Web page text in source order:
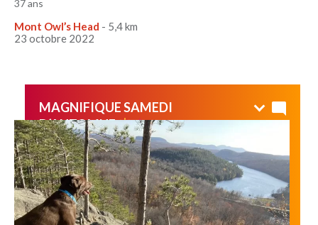
37 ans
Mont Owl’s Head - 5,4 km
23 octobre 2022
MAGNIFIQUE SAMEDI
D’AUTOMNE
Belle petite marche d’automne ! Chaleur et soleil
étaient au rendez-vous
Sans oublier la magnifique
vue sur le lac et les montagnes! Accessible à tous !